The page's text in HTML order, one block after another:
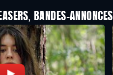
BANDES-ANNONCES